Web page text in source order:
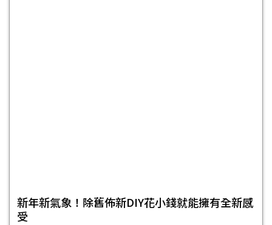
新年新氣象！除舊佈新DIY花小錢就能擁有全新感
受